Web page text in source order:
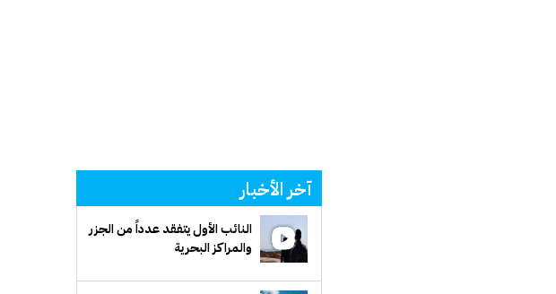
آخر الأخبار
النائب الأول يتفقد عدداً من الجزر
والمراكز البحرية